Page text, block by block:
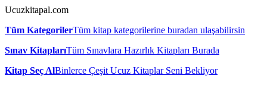
Ucuzkitapal.com
Tüm KategorilerTüm kitap kategorilerine buradan ulaşabilirsin
Sınav KitaplarıTüm Sınavlara Hazırlık Kitapları Burada
Kitap Seç AlBinlerce Çeşit Ucuz Kitaplar Seni Bekliyor